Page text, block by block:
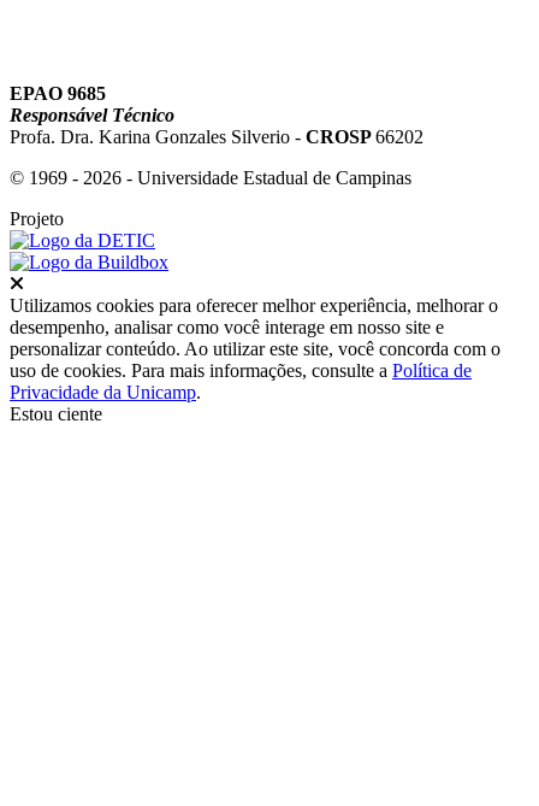
EPAO 9685
Responsável Técnico
Profa. Dra. Karina Gonzales Silverio - CROSP66202
© 1969 - 2026 - Universidade Estadual de Campinas
Projeto
Utilizamos cookies para oferecer melhor experiência, melhorar o
desempenho, analisar como você interage em nosso site e
personalizar conteúdo. Ao utilizar este site, você concorda com o
uso de cookies. Para mais informações, consulte a Política de
Privacidade da Unicamp.
Estou ciente